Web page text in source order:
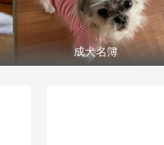
成犬名簿